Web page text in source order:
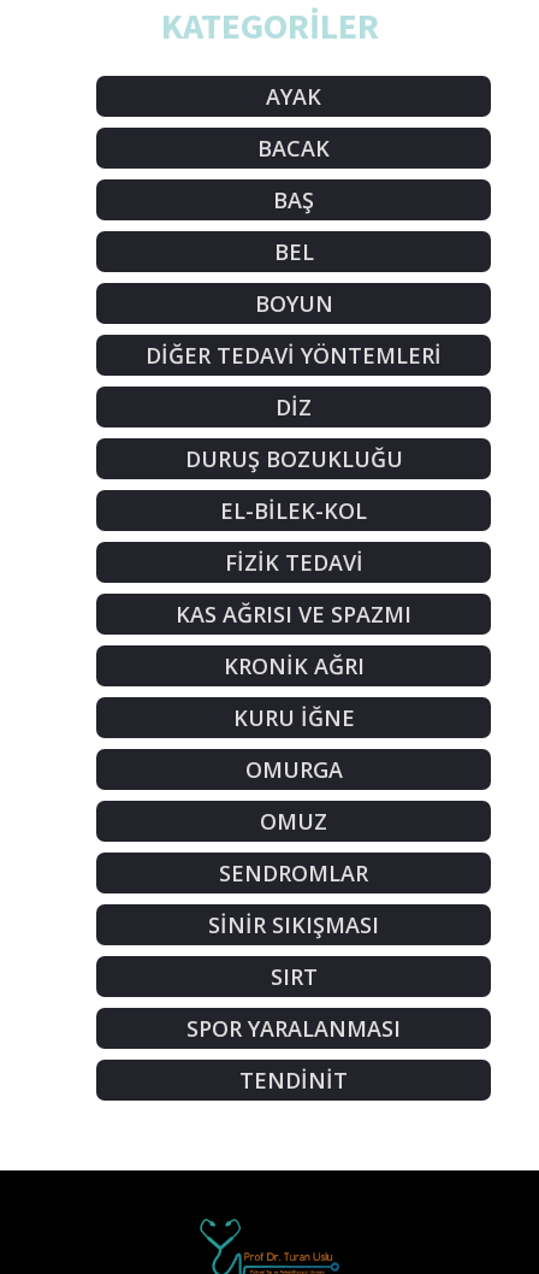
KATEGORİLER
AYAK
BACAK
BAŞ
BEL
BOYUN
DİĞER TEDAVİ YÖNTEMLERİ
DİZ
DURUŞ BOZUKLUĞU
EL-BİLEK-KOL
FİZİK TEDAVİ
KAS AĞRISI VE SPAZMI
KRONİK AĞRI
KURU İĞNE
OMURGA
OMUZ
SENDROMLAR
SİNİR SIKIŞMASI
SIRT
SPOR YARALANMASI
TENDİNİT